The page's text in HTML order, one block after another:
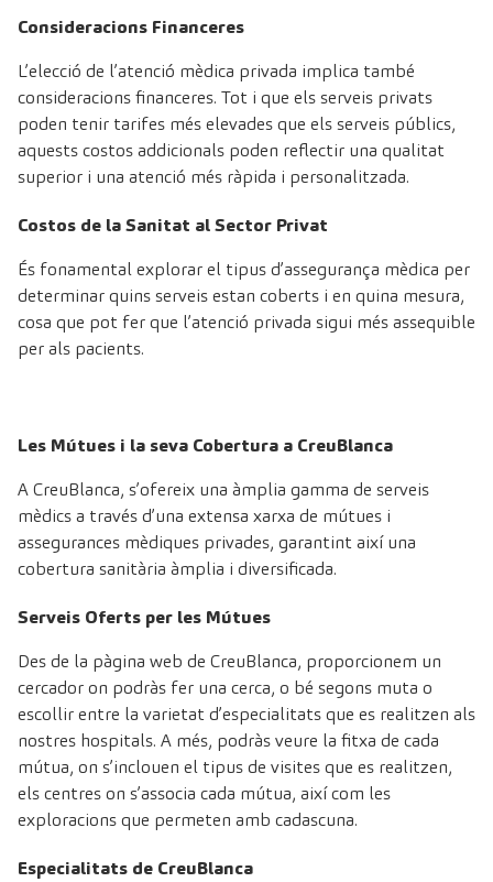
Consideracions Financeres
L’elecció de l’atenció mèdica privada implica també
consideracions financeres. Tot i que els serveis privats
poden tenir tarifes més elevades que els serveis públics,
aquests costos addicionals poden reflectir una qualitat
superior i una atenció més ràpida i personalitzada.
Costos de la Sanitat al Sector Privat
És fonamental explorar el tipus d’assegurança mèdica per
determinar quins serveis estan coberts i en quina mesura,
cosa que pot fer que l’atenció privada sigui més assequible
per als pacients.
Les Mútues i la seva Cobertura a CreuBlanca
A CreuBlanca, s’ofereix una àmplia gamma de serveis
mèdics a través d’una extensa xarxa de mútues i
assegurances mèdiques privades, garantint així una
cobertura sanitària àmplia i diversificada.
Serveis Oferts per les Mútues
Des de la pàgina web de CreuBlanca, proporcionem un
cercador on podràs fer una cerca, o bé segons muta o
escollir entre la varietat d’especialitats que es realitzen als
nostres hospitals. A més, podràs veure la fitxa de cada
mútua, on s’inclouen el tipus de visites que es realitzen,
els centres on s’associa cada mútua, així com les
exploracions que permeten amb cadascuna.
Especialitats de CreuBlanca